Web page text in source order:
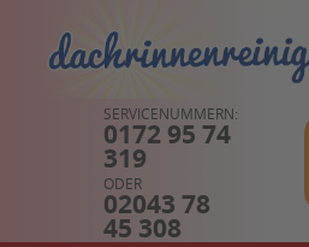
SERVICENUMMERN:
0172 95 74
319
ODER
02043 78
45 308